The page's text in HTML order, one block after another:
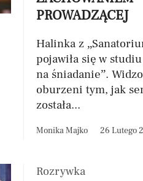
PROWADZĄCEJ
Halinka z
pojawiła się w
na śniadanie”.
oburzeni tym, jak
została...
Monika Majko 26 Lutego
Rozrywka